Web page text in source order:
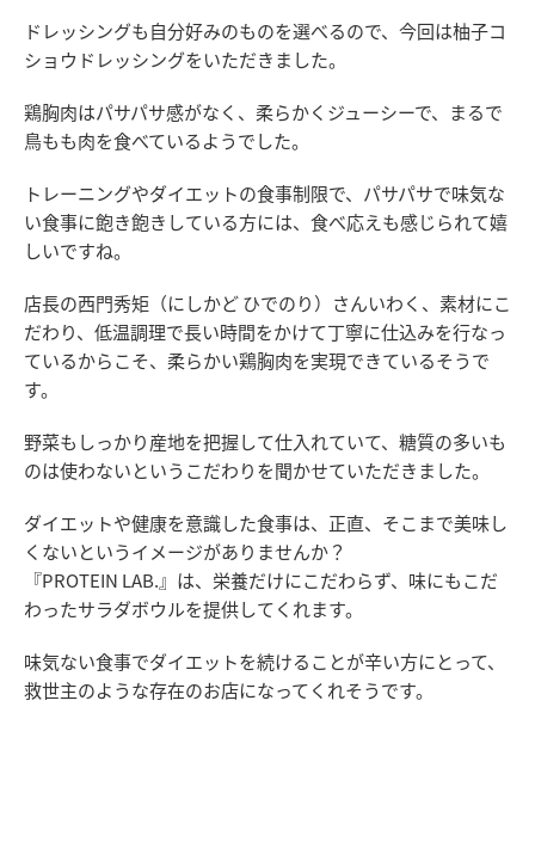
ドレッシングも自分好みのものを選べるので、今回は柚子コ
ショウドレッシングをいただきました。
鶏胸肉はパサパサ感がなく、柔らかくジューシーで、まるで
鳥もも肉を食べているようでした。
トレーニングやダイエットの食事制限で、パサパサで味気な
い食事に飽き飽きしている方には、食べ応えも感じられて嬉
しいですね。
店長の西門秀矩（にしかど ひでのり）さんいわく、素材にこ
だわり、低温調理で長い時間をかけて丁寧に仕込みを行なっ
ているからこそ、柔らかい鶏胸肉を実現できているそうで
す。
野菜もしっかり産地を把握して仕入れていて、糖質の多いも
のは使わないというこだわりを聞かせていただきました。
ダイエットや健康を意識した食事は、正直、そこまで美味し
くないというイメージがありませんか？
『PROTEIN LAB.』は、栄養だけにこだわらず、味にもこだ
わったサラダボウルを提供してくれます。
味気ない食事でダイエットを続けることが辛い方にとって、
救世主のような存在のお店になってくれそうです。